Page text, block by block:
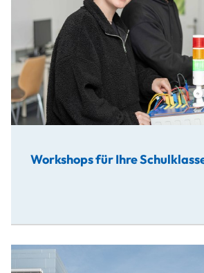
Workshops für Ihre